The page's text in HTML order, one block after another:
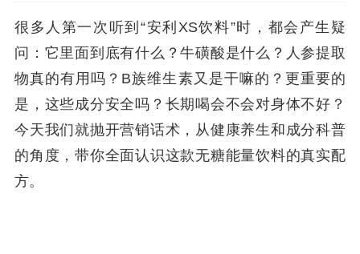
很多人第一次听到“安利XS饮料”时，都会产生疑
问：它里面到底有什么？牛磺酸是什么？人参提取
物真的有用吗？B族维生素又是干嘛的？更重要的
是，这些成分安全吗？长期喝会不会对身体不好？
今天我们就抛开营销话术，从健康养生和成分科普
的角度，带你全面认识这款无糖能量饮料的真实配
方。